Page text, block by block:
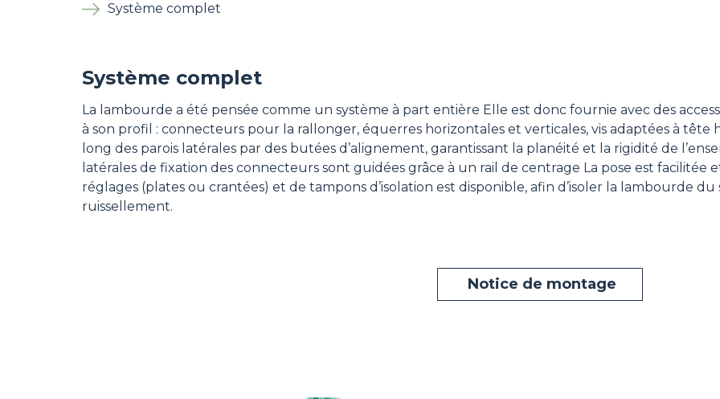
Système complet
Système complet
La lambourde a été pensée comme un système à part entière Elle est donc fournie avec des
à son profil : connecteurs pour la rallonger, équerres horizontales et verticales, vis adaptées à tête
long des parois latérales par des butées d’alignement, garantissant la planéité et la rigidité de
latérales de fixation des connecteurs sont guidées grâce à un rail de centrage La pose est facilitée
réglages (plates ou crantées) et de tampons d’isolation est disponible, afin d’isoler la lambourde
ruissellement.
Notice de montage